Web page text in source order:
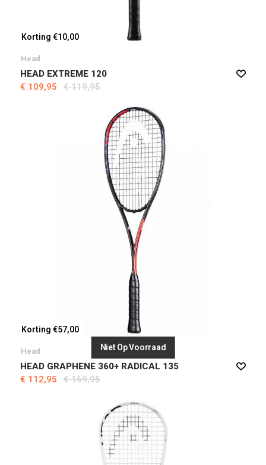
Korting €10,00
Head
HEAD EXTREME 120
€ 109,95
€ 119,95
Niet Op Voorraad
Korting €57,00
Head
HEAD GRAPHENE 360+ RADICAL 135
€ 112,95
€ 169,95